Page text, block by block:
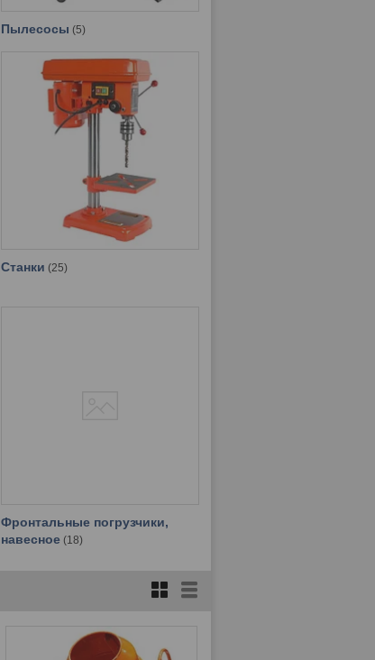
Пылесосы 5
Станки 25
Фронтальные погрузчики,
навесное 18